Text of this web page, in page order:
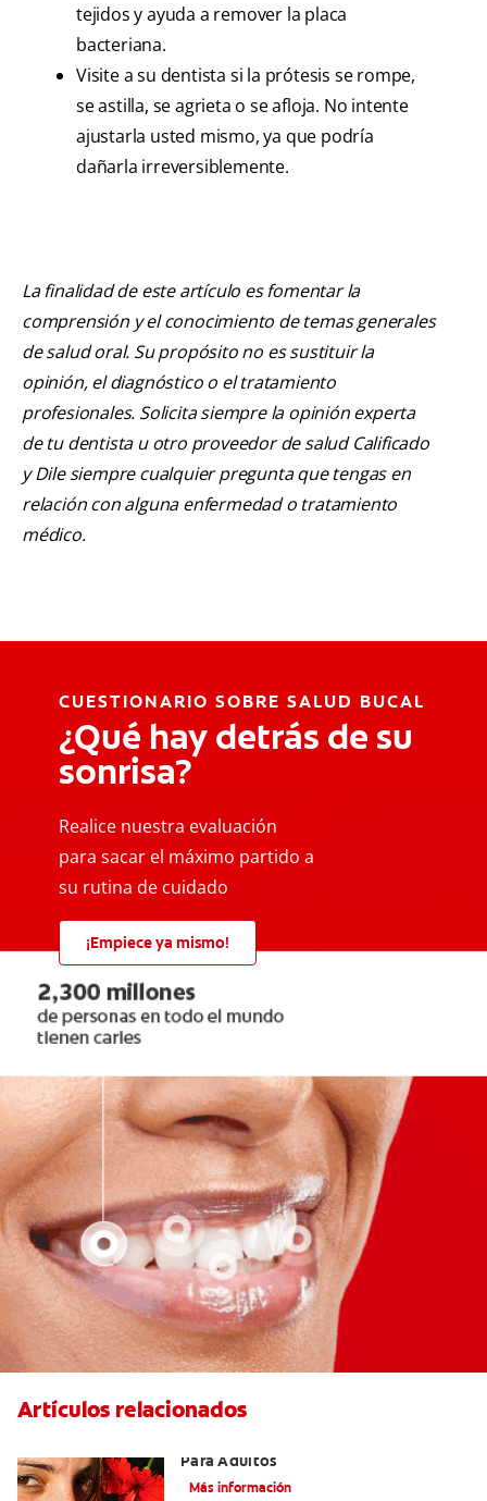
tejidos y ayuda a remover la placa
bacteriana.
Visite a su dentista si la prótesis se rompe,
se astilla, se agrieta o se afloja. No intente
ajustarla usted mismo, ya que podría
dañarla irreversiblemente.
La finalidad de este artículo es fomentar la
comprensión y el conocimiento de temas generales
de salud oral. Su propósito no es sustituir la
opinión, el diagnóstico o el tratamiento
profesionales. Solicita siempre la opinión experta
de tu dentista u otro proveedor de salud Calificado
y Dile siempre cualquier pregunta que tengas en
relación con alguna enfermedad o tratamiento
médico.
CUESTIONARIO SOBRE SALUD BUCAL
¿Qué hay detrás de su
sonrisa?
Realice nuestra evaluación
para sacar el máximo partido a
su rutina de cuidado
¡Empiece ya mismo!
Artículos relacionados
Para Adultos
Más información